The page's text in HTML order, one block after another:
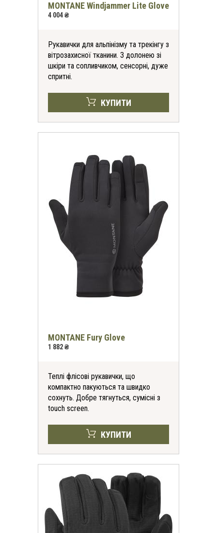
MONTANE Windjammer Lite Glove
4 004 ₴
Рукавички для альпінізму та трекінгу з
вітрозахисної тканини. З долонею зі
шкіри та сопливчиком, сенсорні, дуже
спритні.
КУПИТИ
MONTANE Fury Glove
1 882 ₴
Теплі флісові рукавички, що
компактно пакуються та швидко
сохнуть. Добре тягнуться, сумісні з
touch screen.
КУПИТИ